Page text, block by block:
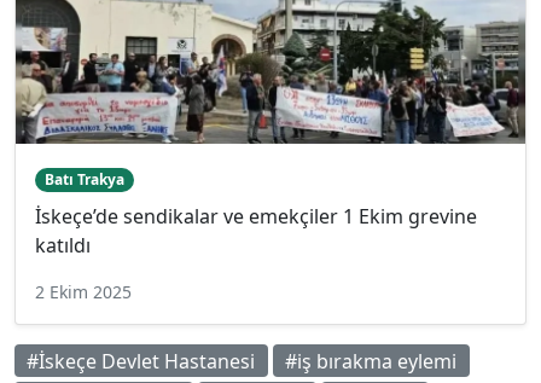
Batı Trakya
İskeçe’de sendikalar ve emekçiler 1 Ekim grevine
katıldı
2 Ekim 2025
#İskeçe Devlet Hastanesi
#iş bırakma eylemi